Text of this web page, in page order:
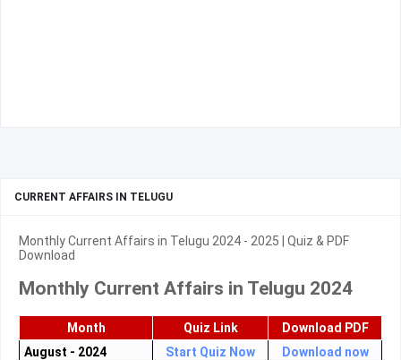
CURRENT AFFAIRS IN TELUGU
Monthly Current Affairs in Telugu 2024 - 2025 | Quiz & PDF
Download
Monthly Current Affairs in Telugu 2024
Month Quiz Link
Download PDF
August - 2024
Start Quiz Now
Download now